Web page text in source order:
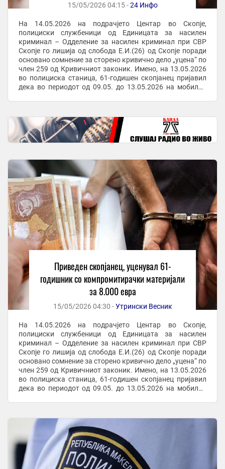
15/05/2026 04:15 -24 Инфо
На 14.05.2026 на подрачјето Центар во Скопје,
полициски службеници од Единицата за насилен
криминал – Одделение за насилен криминал при СВР
Скопје го лишија од слобода Е.И.(26) од Скопје поради
основано сомнение за сторено кривично дело „уцена“ по
член 259 од Кривичниот законик. Имено, на 13.05.2026
во полициска станица, 61-годишен скопјанец пријавил
дека во периодот од 09.05. до 13.05.2026 на мобилна
Приведен скопјанец, уценувал 61-
годишник со компромитирачки материјали
за 8.000 евра
15/05/2026 04:30 -Утрински Весник
На 14.05.2026 на подрачјето Центар во Скопје,
полициски службеници од Единицата за насилен
криминал – Одделение за насилен криминал при СВР
Скопје го лишија од слобода Е.И.(26) од Скопје поради
основано сомнение за сторено кривично дело „уцена“ по
член 259 од Кривичниот законик. Имено, на 13.05.2026
во полициска станица, 61-годишен скопјанец пријавил
дека во периодот од 09.05. до 13.05.2026 на мобилна